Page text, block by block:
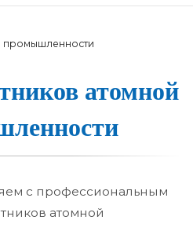
промышленности
а­том­ной
с профессиональным
атомной